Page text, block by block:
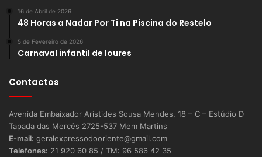
16 de Abril de 2026
48 Horas a Nadar Por Ti na Piscina do Restelo
5 de Fevereiro de 2026
Carnaval infantil de loures
Contactos
Avenida Embaixador Aristides Sousa Mendes, 18 – C – Estúdio D
Tapada das Mercês 2725-537 Mem Martins
E-mail: geralexpressodooriente@gmail.com
Telefones: 21 920 60 85 / TM: 96 586 42 35